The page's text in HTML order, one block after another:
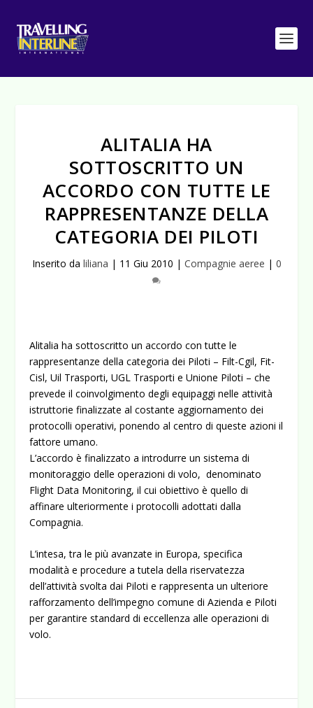
ALITALIA HA
SOTTOSCRITTO UN
ACCORDO CON TUTTE LE
RAPPRESENTANZE DELLA
CATEGORIA DEI PILOTI
Inserito da liliana | 11 Giu 2010 | Compagnie aeree | 0
Alitalia ha sottoscritto un accordo con tutte le
rappresentanze della categoria dei Piloti – Filt-Cgil, Fit-
Cisl, Uil Trasporti, UGL Trasporti e Unione Piloti – che
prevede il coinvolgimento degli equipaggi nelle attività
istruttorie finalizzate al costante aggiornamento dei
protocolli operativi, ponendo al centro di queste azioni il
fattore umano.
L’accordo è finalizzato a introdurre un sistema di
monitoraggio delle operazioni di volo, denominato
Flight Data Monitoring, il cui obiettivo è quello di
affinare ulteriormente i protocolli adottati dalla
Compagnia.
L’intesa, tra le più avanzate in Europa, specifica
modalità e procedure a tutela della riservatezza
dell’attività svolta dai Piloti e rappresenta un ulteriore
rafforzamento dell’impegno comune di Azienda e Piloti
per garantire standard di eccellenza alle operazioni di
volo.